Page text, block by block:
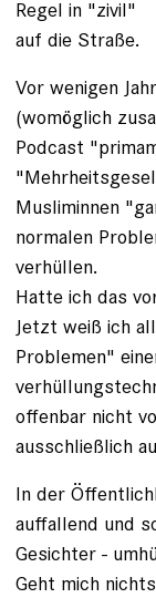
Regel in "zivil"
auf die Straße.
Vor wenigen
(womöglich
Podcast
Musliminnen
normalen
verhüllen.
Hatte ich das
Jetzt weiß ich
Problemen"
offenbar nicht
ausschließlich
In der
auffallend und
Gesichter -
Geht mich